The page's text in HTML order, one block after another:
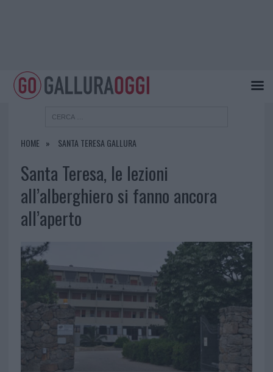
HOME SANTA TERESA GALLURA
Santa Teresa, le lezioni
all’alberghiero si fanno ancora
all’aperto